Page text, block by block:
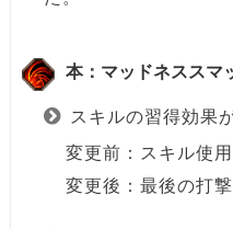
本：マッドネススマ
スキルの習得効果
変更前：スキル使
変更後：最後の打